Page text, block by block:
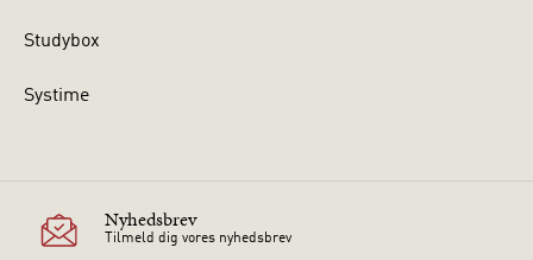
Studybox
Systime
Nyhedsbrev
Tilmeld dig vores nyhedsbrev